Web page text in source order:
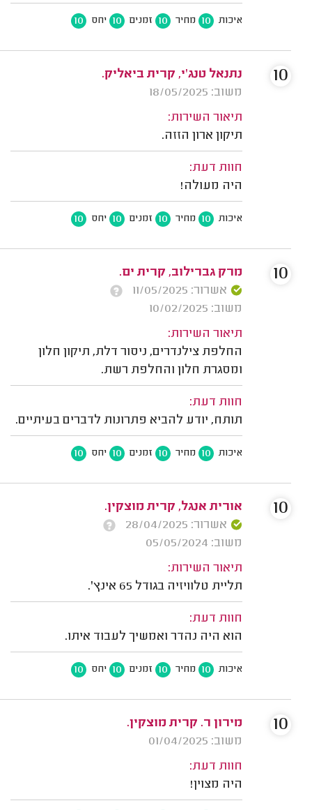
איכות 10 מחיר 10 זמנים 10 יחס 10
נתנאל טנג'י, קרית ביאליק.
משוב: 18/05/2025
תיאור השירות:
תיקון ארון הזזה.
חוות דעת:
היה מעולה!
איכות 10 מחיר 10 זמנים 10 יחס 10
10
מרק גברילוב, קרית ים.
אשרור: 11/05/2025
משוב: 10/02/2025
תיאור השירות:
החלפת צילנדרים, ניסור דלת, תיקון חלון
ומסגרת חלון והחלפת רשת.
חוות דעת:
תותח, יודע להביא פתרונות לדברים בעיתיים.
איכות 10 מחיר 10 זמנים 10 יחס 10
10
אורית אנגל, קרית מוצקין.
אשרור: 28/04/2025
משוב: 05/05/2024
תיאור השירות:
תליית טלוויזיה בגודל 65 אינץ'.
חוות דעת:
הוא היה נהדר ואמשיך לעבוד איתו.
איכות 10 מחיר 10 זמנים 10 יחס 10
10
מירון ר. קרית מוצקין.
משוב: 01/04/2025
חוות דעת:
היה מצוין!
10